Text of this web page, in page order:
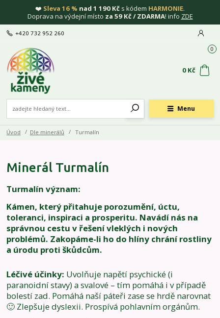
❤️ Sleva 16 % nad 1 190 Kč s kódem HARMONIE.
Doprava na výdejní místo za 59 Kč / ZDARMA! info ZDE
Menu
+420 732 952 260
0
0 Kč
Úvod Dle minerálů Turmalín
Minerál Turmalín
Turmalín význam:
Kámen, který přitahuje porozumění, úctu,
toleranci, inspiraci a prosperitu. Navádí nás na
správnou cestu v řešení vleklých i nových
problémů. Zakopáme-li ho do hlíny chrání rostliny
a úrodu proti škůdcům.
Léčivé účinky: Uvolňuje napětí psychické (i
paranoidní stavy) a svalové – tím pomáhá i v případě
bolestí zad. Pomáhá naší páteři zase se hrdě narovnat
🙂 Zlepšuje dyslexii. Prospívá pohlavním orgánům.